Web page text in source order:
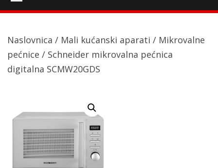
Naslovnica / Mali kućanski aparati / Mikrovalne
pećnice / Schneider mikrovalna pećnica
digitalna SCMW20GDS